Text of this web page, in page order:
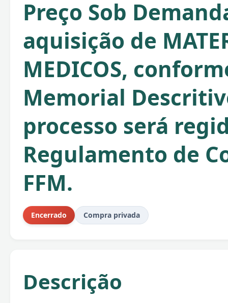
Preço Sob
aquisição de
MEDICOS,
Memorial
processo será
Regulamento de
FFM.
Encerrado Compra privada
Descrição